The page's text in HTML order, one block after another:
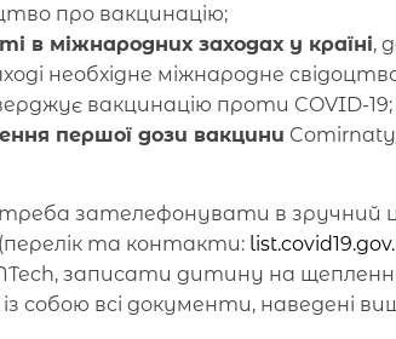
про вакцинацію;
в міжнародних заходах у країні,
необхідне міжнародне
вакцинацію проти COVID-19;
першої дози вакцини
треба зателефонувати в зручний
та контакти:
записати дитину на
собою всі документи, наведені